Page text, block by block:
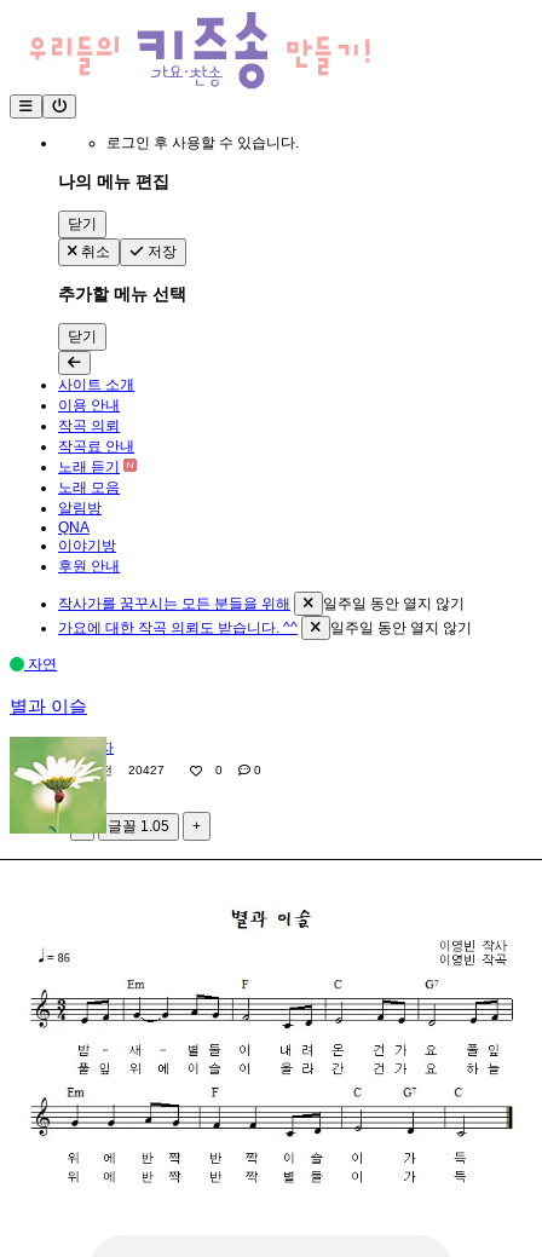
로그인 후 사용할 수 있습니다.
나의 메뉴 편집
닫기
취소
저장
추가할 메뉴 선택
닫기
사이트 소개
이용 안내
작곡 의뢰
작곡료 안내
노래 듣기
노래 모음
알림방
QNA
이야기방
후원 안내
작사가를 꿈꾸시는 모든 분들을 위해
일주일 동안 열지 않기
가요에 대한 작곡 의뢰도 받습니다. ^^
일주일 동안 열지 않기
자연
별과 이슬
관리자
17년 전 20427 0 0
글꼴 1.05 +